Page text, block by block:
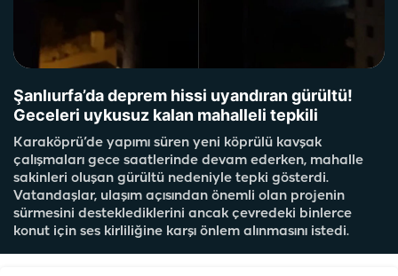
Şanlıurfa’da deprem hissi uyandıran gürültü!
Geceleri uykusuz kalan mahalleli tepkili
Karaköprü’de yapımı süren yeni köprülü kavşak
çalışmaları gece saatlerinde devam ederken, mahalle
sakinleri oluşan gürültü nedeniyle tepki gösterdi.
Vatandaşlar, ulaşım açısından önemli olan projenin
sürmesini desteklediklerini ancak çevredeki binlerce
konut için ses kirliliğine karşı önlem alınmasını istedi.